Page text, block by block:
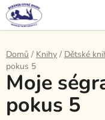
Přejít
na
obsah
Domů / Knihy / Dětské
pokus 5
Moje
pokus 5